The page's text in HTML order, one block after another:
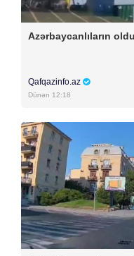
Azərbaycanlıların
Qafqazinfo.az
Dünən 12:18